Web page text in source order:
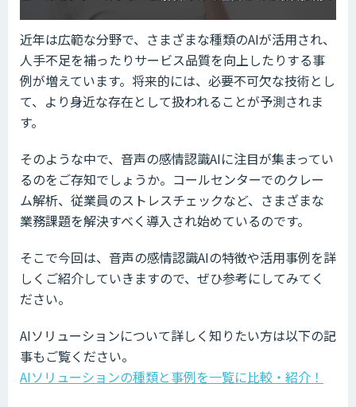
近年は広範な分野で、さまざまな種類のAIが活用され、
人手不足を補ったりサービス品質を向上したりする事
例が増えています。将来的には、必要不可欠な技術とし
て、より身近な存在として扱われることが予測されま
す。
そのような中で、音声の感情認識AIに注目が集まってい
るのをご存知でしょうか。コールセンターでのクレー
ム解析、従業員のストレスチェックなど、さまざまな
業務課題を解決すべく導入され始めているのです。
そこで今回は、音声の感情認識AIの特徴や活用事例を詳
しくご紹介していきますので、ぜひ参考にしてみてく
ださい。
AIソリューションについて詳しく知りたい方は以下の記
事もご覧ください。
AIソリューションの種類と事例を一覧に比較・紹介！